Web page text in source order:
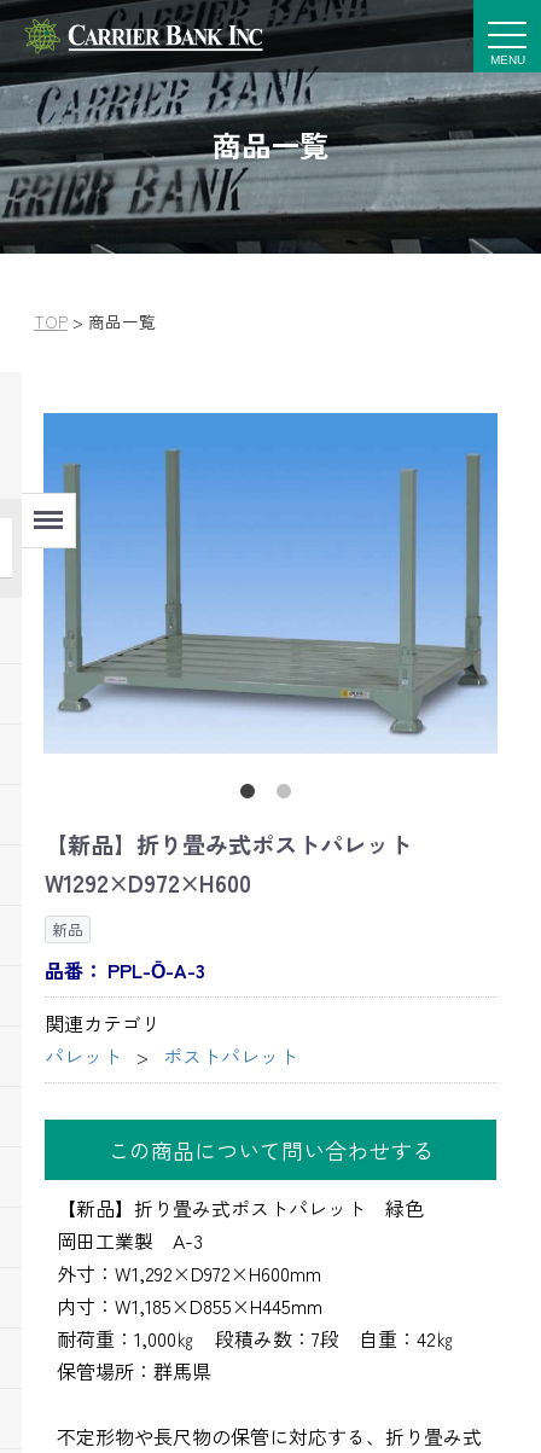
t
o
g
g
l
n
v
g
t
商品一覧
TOP > 商品一覧
Menu
【新品】折り畳み式ポストパレット
W1292×D972×H600
新品
品番： PPL-Ō-A-3
関連カテゴリ
パレット
ポストパレット
この商品について問い合わせする
【新品】折り畳み式ポストパレット 緑色
岡田工業製 A-3
外寸：W1,292×D972×H600mm
内寸：W1,185×D855×H445mm
耐荷重：1,000㎏ 段積み数：7段 自重：42㎏
保管場所：群馬県
不定形物や長尺物の保管に対応する、折り畳み式